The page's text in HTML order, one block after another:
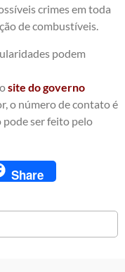
crimes em toda
de combustíveis.
podem
site do governo
o número de contato é
ser feito pelo
Share